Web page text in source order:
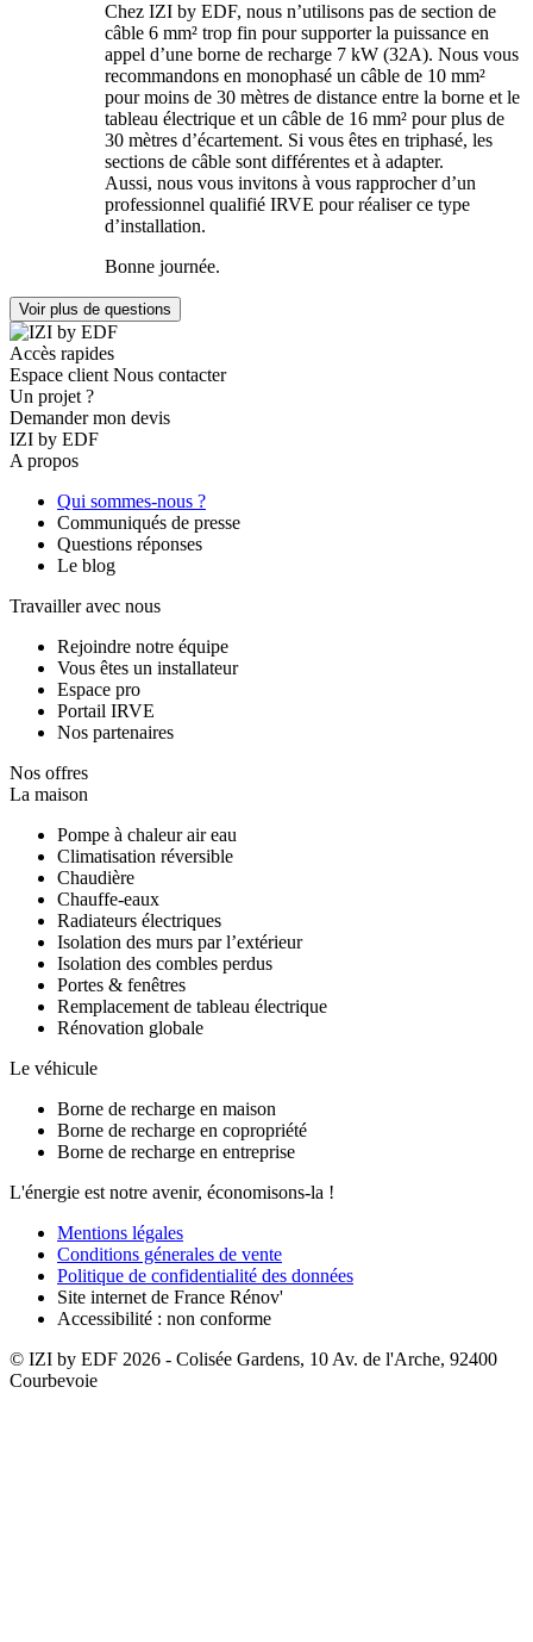
Chez IZI by EDF, nous n’utilisons pas de section de
câble 6 mm² trop fin pour supporter la puissance en
appel d’une borne de recharge 7 kW (32A). Nous vous
recommandons en monophasé un câble de 10 mm²
pour moins de 30 mètres de distance entre la borne et le
tableau électrique et un câble de 16 mm² pour plus de
30 mètres d’écartement. Si vous êtes en triphasé, les
sections de câble sont différentes et à adapter.
Aussi, nous vous invitons à vous rapprocher d’un
professionnel qualifié IRVE pour réaliser ce type
d’installation.
Bonne journée.
Voir plus de questions
Accès rapides
Espace client Nous contacter
Un projet ?
Demander mon devis
IZI by EDF
A propos
Qui sommes-nous ?
Communiqués de presse
Questions réponses
Le blog
Travailler avec nous
Rejoindre notre équipe
Vous êtes un installateur
Espace pro
Portail IRVE
Nos partenaires
Nos offres
La maison
Pompe à chaleur air eau
Climatisation réversible
Chaudière
Chauffe-eaux
Radiateurs électriques
Isolation des murs par l’extérieur
Isolation des combles perdus
Portes & fenêtres
Remplacement de tableau électrique
Rénovation globale
Le véhicule
Borne de recharge en maison
Borne de recharge en copropriété
Borne de recharge en entreprise
L'énergie est notre avenir, économisons-la !
Mentions légales
Conditions génerales de vente
Politique de confidentialité des données
Site internet de France Rénov'
Accessibilité : non conforme
© IZI by EDF 2026 - Colisée Gardens, 10 Av. de l'Arche, 92400
Courbevoie